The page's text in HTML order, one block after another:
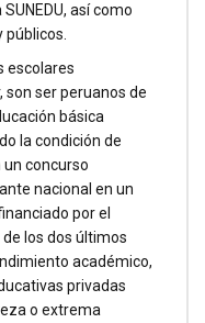
así como
escolares
ser peruanos de
básica
la condición de
concurso
nacional en un
por el
los dos últimos
académico,
privadas
o extrema